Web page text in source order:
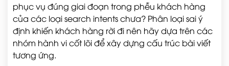
phục vụ đúng giai đoạn trong phễu khách hàng
của các loại search intents chưa? Phân loại sai ý
định khiến khách hàng rời đi nên hãy dựa trên các
nhóm hành vi cốt lõi để xây dựng cấu trúc bài viết
tương ứng.